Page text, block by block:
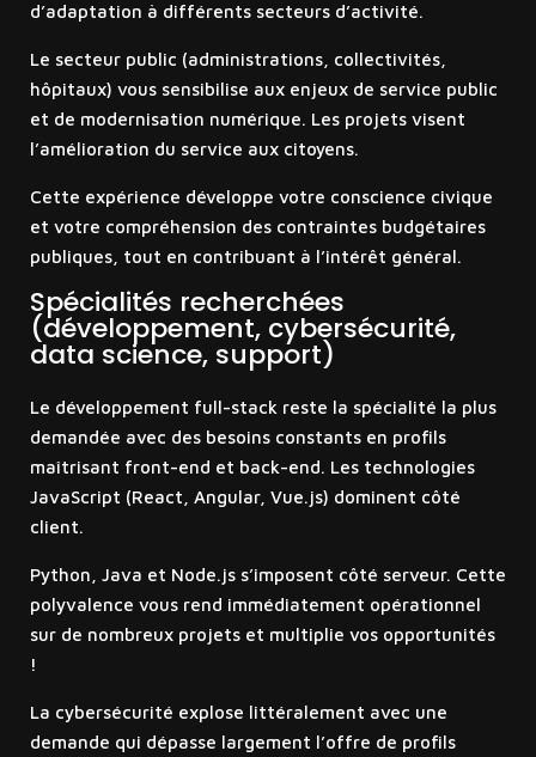
d’adaptation à différents secteurs d’activité.
Le secteur public (administrations, collectivités,
hôpitaux) vous sensibilise aux enjeux de service public
et de modernisation numérique. Les projets visent
l’amélioration du service aux citoyens.
Cette expérience développe votre conscience civique
et votre compréhension des contraintes budgétaires
publiques, tout en contribuant à l’intérêt général.
Spécialités recherchées
(développement, cybersécurité,
data science, support)
Le développement full-stack reste la spécialité la plus
demandée avec des besoins constants en profils
maîtrisant front-end et back-end. Les technologies
JavaScript (React, Angular, Vue.js) dominent côté
client.
Python, Java et Node.js s’imposent côté serveur. Cette
polyvalence vous rend immédiatement opérationnel
sur de nombreux projets et multiplie vos opportunités
!
La cybersécurité explose littéralement avec une
demande qui dépasse largement l’offre de profils